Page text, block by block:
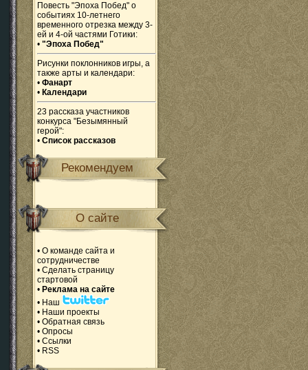
Повесть "Эпоха Побед" о
событиях 10-летнего
временного отрезка между 3-
ей и 4-ой частями Готики:
• "Эпоха Побед"
Рисунки поклонников игры, а
также арты и календари:
• Фанарт
• Календари
23 рассказа участников
конкурса "Безымянный
герой":
• Список рассказов
Рекомендуем
О сайте
• О команде сайта и
сотрудничестве
• Сделать страницу
стартовой
• Реклама на сайте
• Наш
• Наши проекты
• Обратная связь
• Опросы
• Ссылки
• RSS